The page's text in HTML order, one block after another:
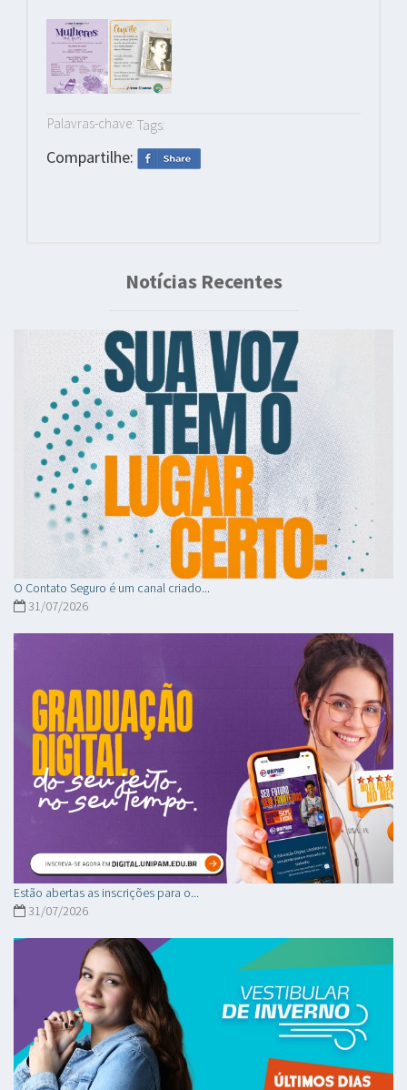
Palavras-chave: Tags:
Compartilhe:
Notícias Recentes
O Contato Seguro é um canal criado...
31/07/2026
Estão abertas as inscrições para o...
31/07/2026